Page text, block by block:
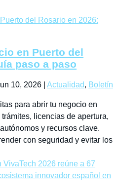
en Puerto del
paso a paso
10, 2026 Actualidad, Boletín
para abrir tu negocio en
licencias de apertura,
y recursos clave.
con seguridad y evitar los